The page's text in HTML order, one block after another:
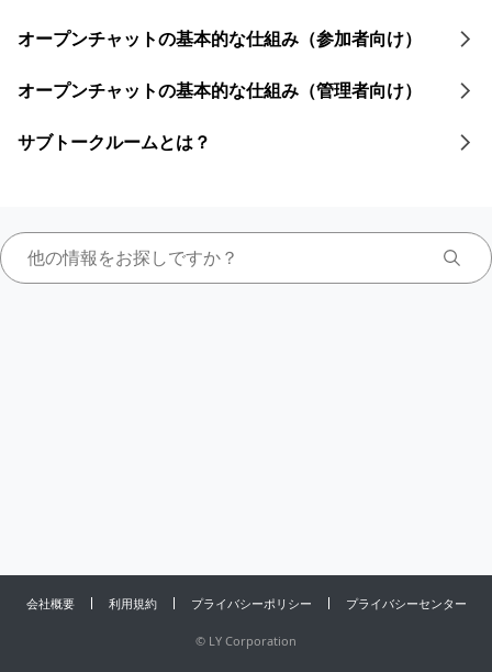
オープンチャットの基本的な仕組み（参加者向け）
オープンチャットの基本的な仕組み（管理者向け）
サブトークルームとは？
会社概要 利用規約 プライバシーポリシー プライバシーセンター
© LY Corporation